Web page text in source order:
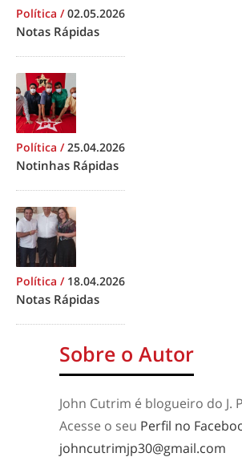
Política /02.05.2026
Notas Rápidas
Política /25.04.2026
Notinhas Rápidas
Política / 18.04.2026
Notas Rápidas
Sobre o Autor
John Cutrim é blogueiro do J.
Acesse o seu Perfil no
johncutrimjp30@gmail.com